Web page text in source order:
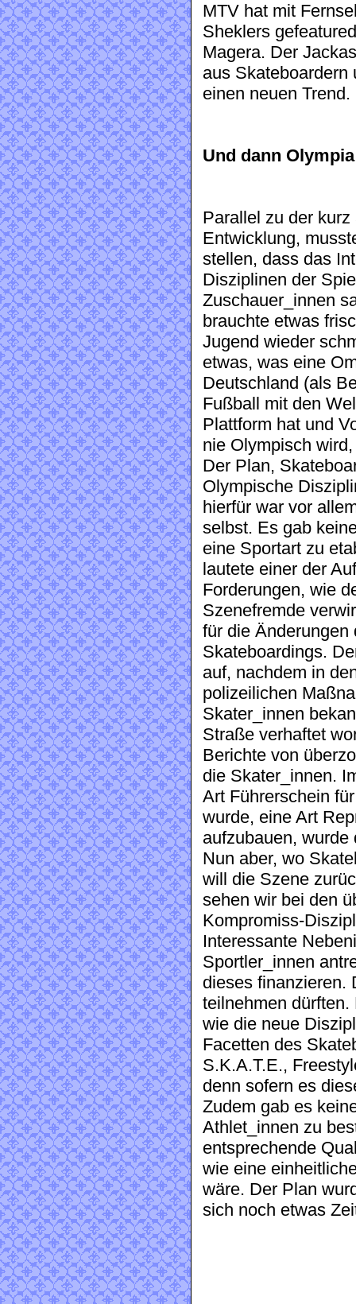
MTV hat mit
Sheklers
Magera. Der
aus Skateboardern
einen neuen Trend.
Und dann Olympia
Parallel zu der
Entwicklung,
stellen, dass das
Disziplinen der
Zuschauer_innen
brauchte etwas
Jugend wieder
etwas, was eine
Deutschland (als
Fußball mit den
Plattform hat und
nie Olympisch
Der Plan,
Olympische
hierfür war vor
selbst. Es gab
eine Sportart zu
lautete einer der
Forderungen, wie
Szenefremde
für die Änderungen
Skateboardings.
auf, nachdem in
polizeilichen
Skater_innen
Straße verhaftet
Berichte von
die Skater_innen.
Art Führerschein
wurde, eine Art
aufzubauen,
Nun aber, wo
will die Szene
sehen wir bei den
Kompromiss-
Interessante
Sportler_innen
dieses finanzieren.
teilnehmen
wie die neue
Facetten des
S.K.A.T.E.,
denn sofern es
Zudem gab es
Athlet_innen zu
entsprechende
wie eine
wäre. Der Plan
sich noch etwas